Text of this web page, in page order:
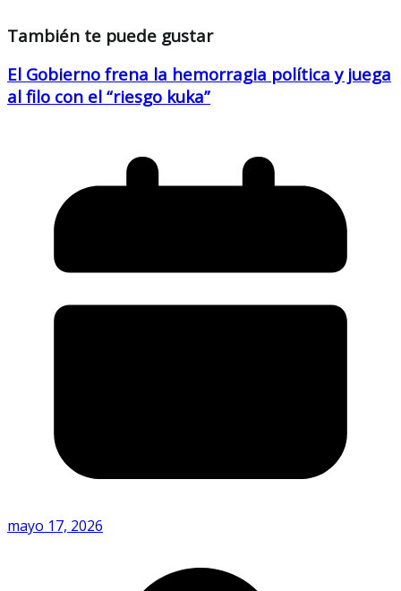
También te puede gustar
El Gobierno frena la hemorragia política y juega
al filo con el “riesgo kuka”
mayo 17, 2026